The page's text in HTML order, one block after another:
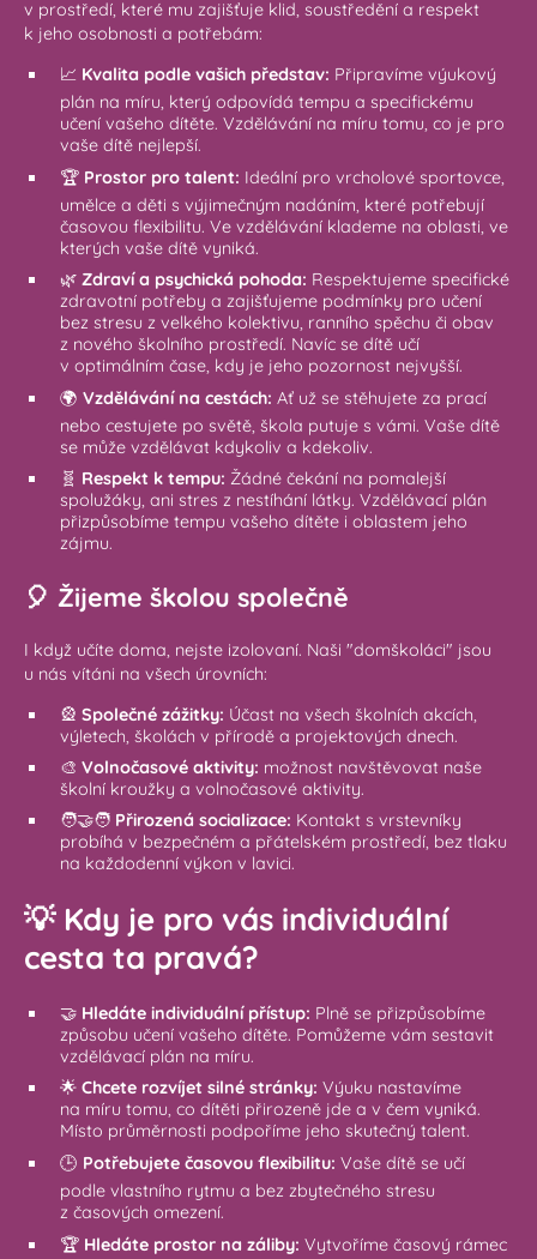
v prostředí, které mu zajišťuje klid, soustředění a respekt
k jeho osobnosti a potřebám:
📈 Kvalita podle vašich představ: Připravíme výukový
plán na míru, který odpovídá tempu a specifickému
učení vašeho dítěte. Vzdělávání na míru tomu, co je pro
vaše dítě nejlepší.
🏆 Prostor pro talent: Ideální pro vrcholové sportovce,
umělce a děti s výjimečným nadáním, které potřebují
časovou flexibilitu. Ve vzdělávání klademe na oblasti, ve
kterých vaše dítě vyniká.
🌿 Zdraví a psychická pohoda: Respektujeme specifické
zdravotní potřeby a zajišťujeme podmínky pro učení
bez stresu z velkého kolektivu, ranního spěchu či obav
z nového školního prostředí. Navíc se dítě učí
v optimálním čase, kdy je jeho pozornost nejvyšší.
🌍 Vzdělávání na cestách: Ať už se stěhujete za prací
nebo cestujete po světě, škola putuje s vámi. Vaše dítě
se může vzdělávat kdykoliv a kdekoliv.
🧬 Respekt k tempu: Žádné čekání na pomalejší
spolužáky, ani stres z nestíhání látky. Vzdělávací plán
přizpůsobíme tempu vašeho dítěte i oblastem jeho
zájmu.
🎈 Žijeme školou společně
I když učíte doma, nejste izolovaní. Naši "domškoláci" jsou
u nás vítáni na všech úrovních:
🎡 Společné zážitky: Účast na všech školních akcích,
výletech, školách v přírodě a projektových dnech.
🎨 Volnočasové aktivity: možnost navštěvovat naše
školní kroužky a volnočasové aktivity.
🧑‍🤝‍🧑 Přirozená socializace: Kontakt s vrstevníky
probíhá v bezpečném a přátelském prostředí, bez tlaku
na každodenní výkon v lavici.
💡Kdy je pro vás individuální
cesta ta pravá?
🤝 Hledáte individuální přístup: Plně se přizpůsobíme
způsobu učení vašeho dítěte. Pomůžeme vám sestavit
vzdělávací plán na míru.
🌟 Chcete rozvíjet silné stránky: Výuku nastavíme
na míru tomu, co dítěti přirozeně jde a v čem vyniká.
Místo průměrnosti podpoříme jeho skutečný talent.
🕒 Potřebujete časovou flexibilitu: Vaše dítě se učí
podle vlastního rytmu a bez zbytečného stresu
z časových omezení.
🏆 Hledáte prostor na záliby: Vytvoříme časový rámec